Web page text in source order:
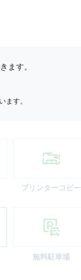
ます。
す。
プリンターコピー
無料駐車場